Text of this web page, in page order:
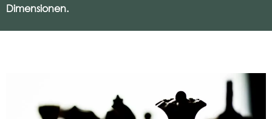
Dimensionen.